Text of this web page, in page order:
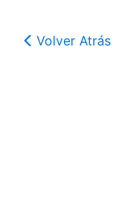
Volver Atrás